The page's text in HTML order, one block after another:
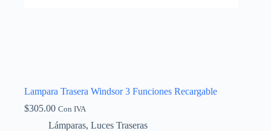
Lampara Trasera Windsor 3 Funciones Recargable
$305.00 Con IVA
Lámparas, Luces Traseras